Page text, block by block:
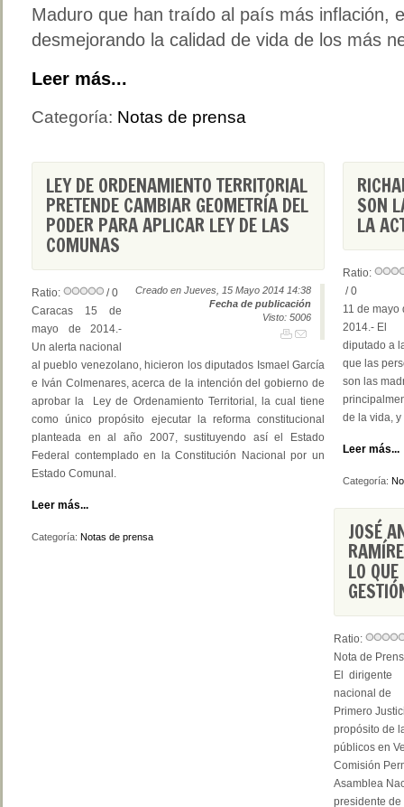
Maduro que han traído al país más inflación,
desmejorando la calidad de vida de los más
Leer más...
Categoría: Notas de prensa
LEY DE ORDENAMIENTO TERRITORIAL
PRETENDE CAMBIAR GEOMETRÍA DEL
PODER PARA APLICAR LEY DE LAS
COMUNAS
Creado en Jueves, 15 Mayo 2014 14:38
Fecha de publicación
Visto: 5006
Ratio:
/ 0
Caracas 15 de
mayo de 2014.-
Un alerta nacional
al pueblo venezolano, hicieron los diputados Ismael García
e Iván Colmenares, acerca de la intención del gobierno de
aprobar la Ley de Ordenamiento Territorial, la cual tiene
como único propósito ejecutar la reforma constitucional
planteada en al año 2007, sustituyendo así el Estado
Federal contemplado en la Constitución Nacional por un
Estado Comunal.
Leer más...
Categoría: Notas de prensa
SON
LA
Ratio:
/ 0
11 de mayo
2014.- El
diputado a
que las
son las
de la vida,
Leer más...
Categoría:
JOSÉ
LO
Ratio:
Nota de
El dirigente
nacional de
Primero
propósito de
públicos en
Comisión
Asamblea
presidente